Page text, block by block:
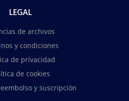
LEGAL
de archivos
y condiciones
de privacidad
de cookies
y suscripción